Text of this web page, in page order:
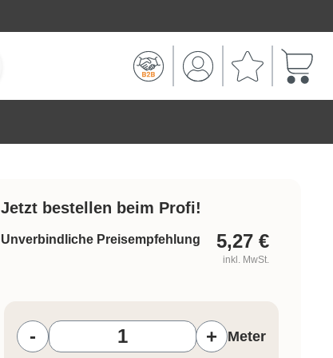
Jetzt bestellen beim Profi!
Unverbindliche Preisempfehlung 5,27 €
inkl. MwSt.
-
+ Meter